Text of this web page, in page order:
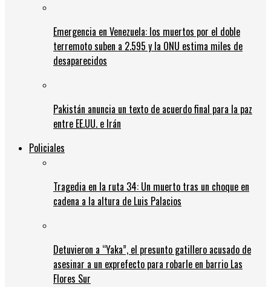
Emergencia en Venezuela: los muertos por el doble
terremoto suben a 2.595 y la ONU estima miles de
desaparecidos
Pakistán anuncia un texto de acuerdo final para la paz
entre EE.UU. e Irán
Policiales
Tragedia en la ruta 34: Un muerto tras un choque en
cadena a la altura de Luis Palacios
Detuvieron a “Yaka”, el presunto gatillero acusado de
asesinar a un exprefecto para robarle en barrio Las
Flores Sur